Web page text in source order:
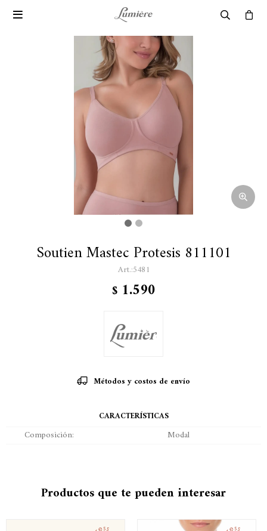

Soutien Mastec Protesis 811101
5481
$ 1.590
Métodos y costos de envío
CARACTERÍSTICAS
Composición Modal
Productos que te pueden interesar